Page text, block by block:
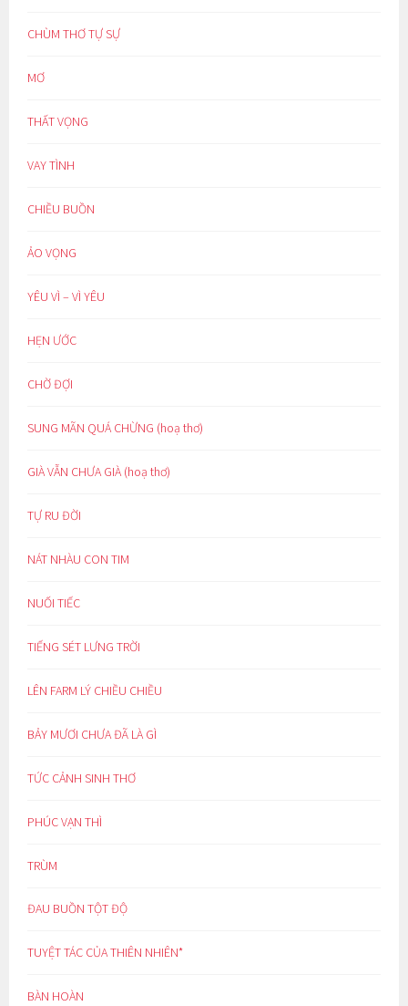
CHÙM THƠ TỰ SỰ
MƠ
THẤT VỌNG
VAY TÌNH
CHIỀU BUỒN
ẢO VỌNG
YÊU VÌ – VÌ YÊU
HẸN ƯỚC
CHỜ ĐỢI
SUNG MÃN QUÁ CHỪNG (hoạ thơ)
GIÀ VẪN CHƯA GIÀ (hoạ thơ)
TỰ RU ĐỜI
NÁT NHÀU CON TIM
NUỐI TIẾC
TIẾNG SÉT LƯNG TRỜI
LÊN FARM LÝ CHIỀU CHIỀU
BẢY MƯƠI CHƯA ĐÃ LÀ GÌ
TỨC CẢNH SINH THƠ
PHÚC VẠN THÌ
TRÙM
ĐAU BUỒN TỘT ĐỘ
TUYỆT TÁC CỦA THIÊN NHIÊN*
BÀN HOÀN